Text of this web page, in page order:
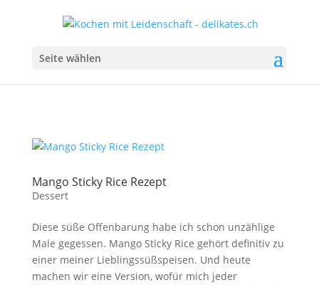
Seite wählen
Mango Sticky Rice Rezept
Dessert
Diese süße Offenbarung habe ich schon unzählige
Male gegessen. Mango Sticky Rice gehört definitiv zu
einer meiner Lieblingssüßspeisen. Und heute
machen wir eine Version, wofür mich jeder